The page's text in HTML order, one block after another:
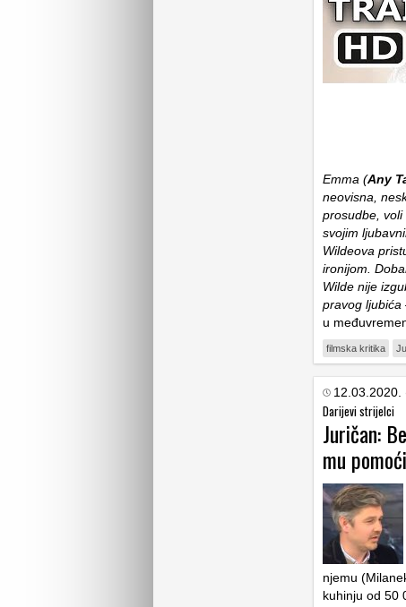
Emma (Any
neovisna,
prosudbe, voli
svojim
Wildeova
ironijom.
Wilde nije
pravog ljubića
u
filmska kritika
12.03.2020.
Darijevi strijelci
Juričan:
mu
njemu
kuhinju od 50